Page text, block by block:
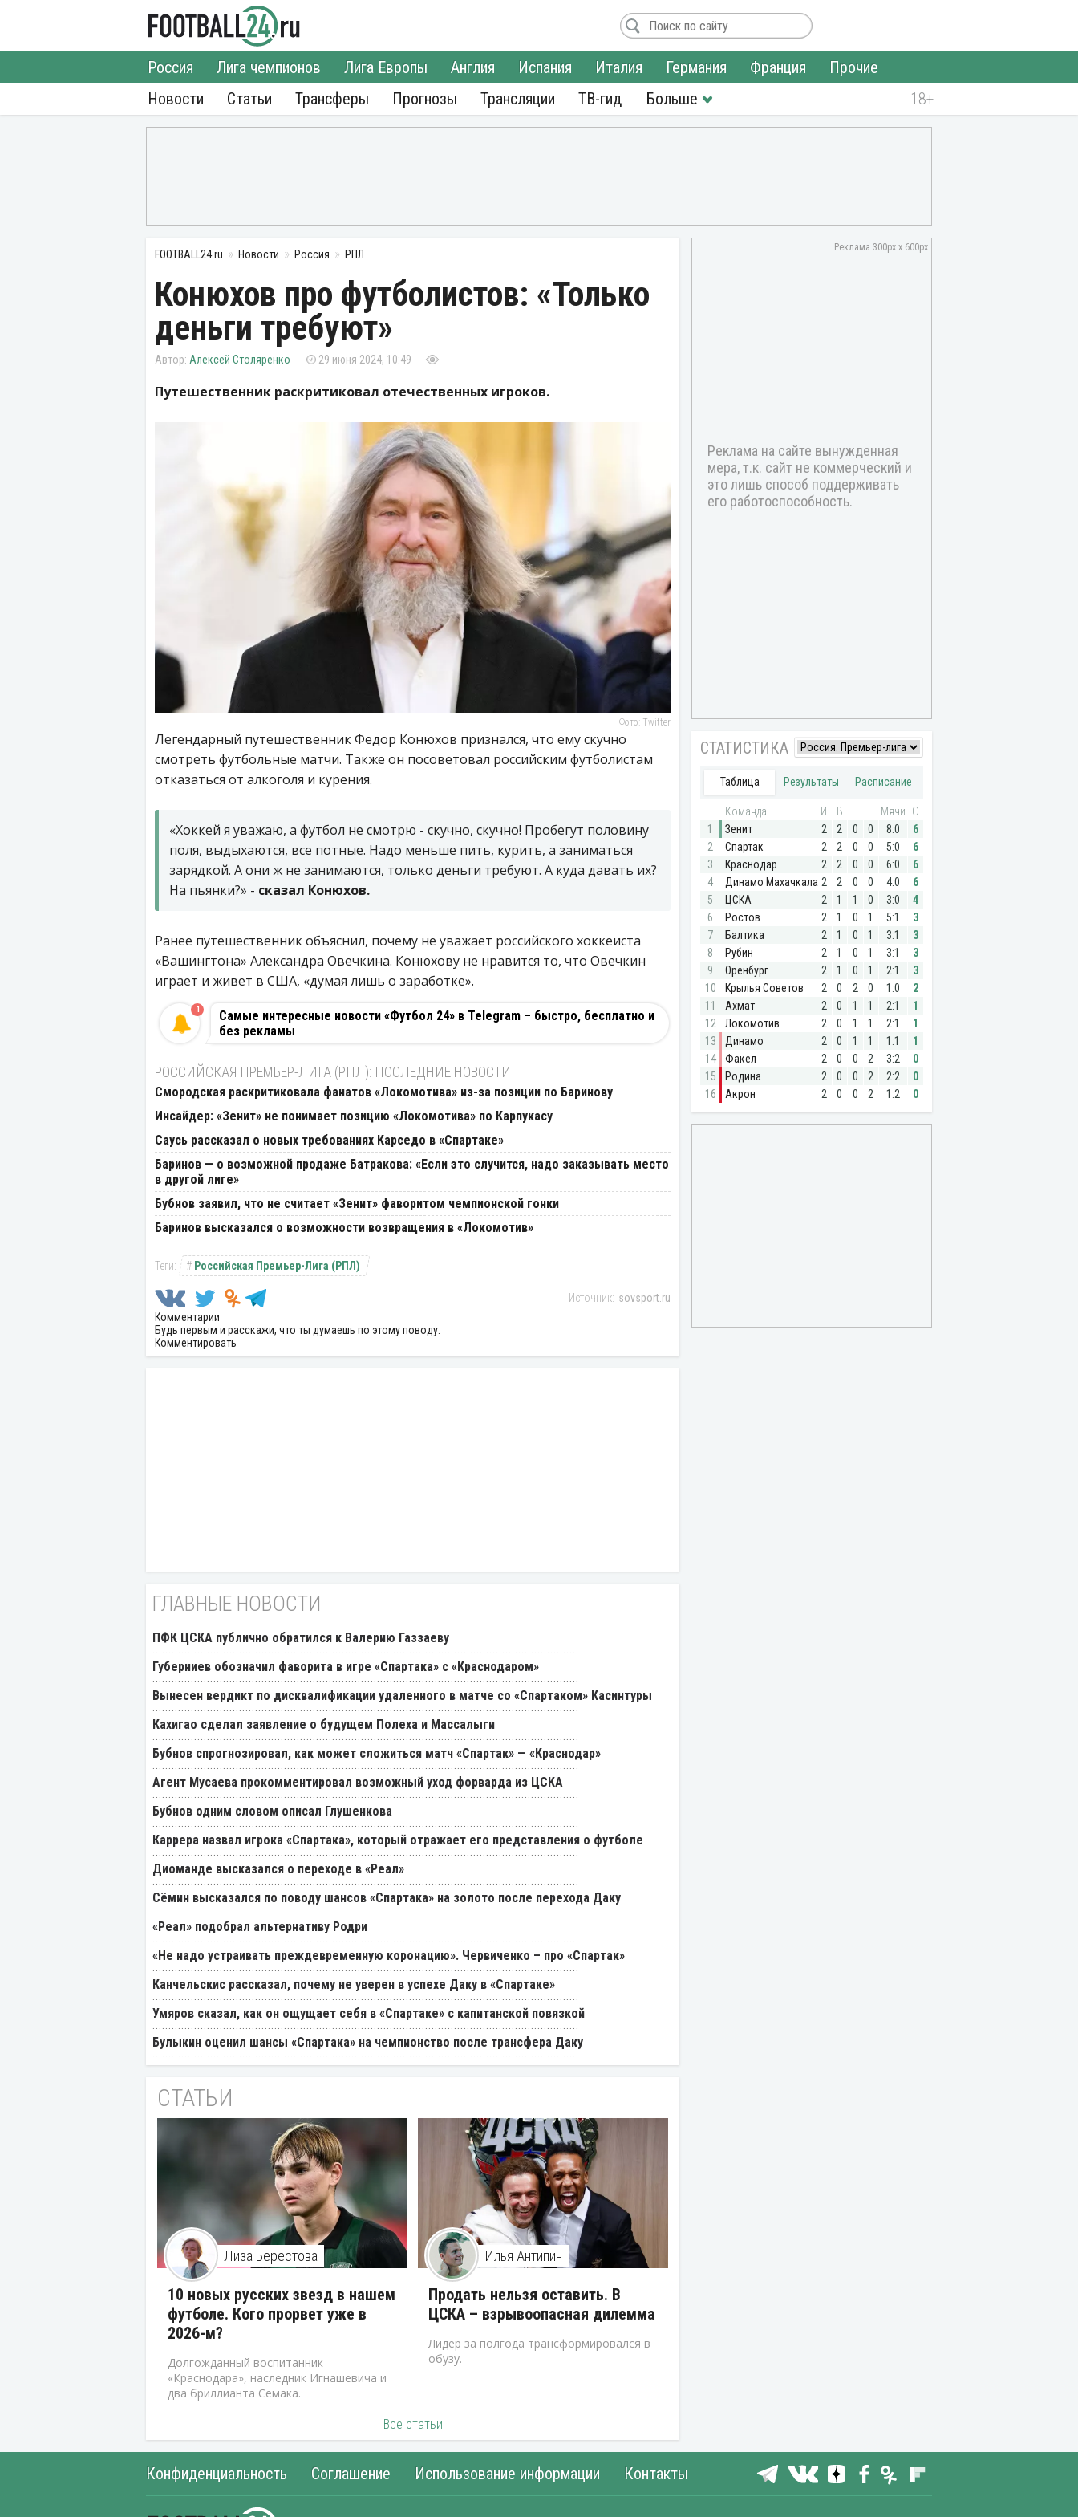
Новости
Россия Лига чемпионов Лига Европы Англия Испания Италия Германия Франция
Прочие
Статьи
Трансферы Прогнозы Трансляции ТВ-гид
FOOTBALL24.ru Новости Россия РПЛ
Конюхов про футболистов: «Только
деньги требуют»
Алексей Столяренко 29 июня 2024, 10:49
Путешественник раскритиковал отечественных игроков.
Фото: Twitter
Легендарный путешественник Федор Конюхов признался, что ему скучно
смотреть футбольные матчи. Также он посоветовал российским футболистам
отказаться от алкоголя и курения.
«Хоккей я уважаю, а футбол не смотрю - скучно, скучно! Пробегут половину
поля, выдыхаются, все потные. Надо меньше пить, курить, а заниматься
зарядкой. А они ж не занимаются, только деньги требуют. А куда давать их?
На пьянки?» - сказал Конюхов.
Ранее путешественник объяснил, почему не уважает российского хоккеиста
«Вашингтона» Александра Овечкина. Конюхову не нравится то, что Овечкин
играет и живет в США, «думая лишь о заработке».
Самые интересные новости «Футбол 24» в Telegram – быстро, бесплатно и
без рекламы
1
РОССИЙСКАЯ ПРЕМЬЕР-ЛИГА (РПЛ): ПОСЛЕДНИЕ НОВОСТИ
Смородская раскритиковала фанатов «Локомотива» из-за позиции по Баринову
Инсайдер: «Зенит» не понимает позицию «Локомотива» по Карпукасу
Саусь рассказал о новых требованиях Карседо в «Спартаке»
Баринов — о возможной продаже Батракова: «Если это случится, надо заказывать место
в другой лиге»
Бубнов заявил, что не считает «Зенит» фаворитом чемпионской гонки
Баринов высказался о возможности возвращения в «Локомотив»
Российская Премьер-Лига (РПЛ)
sovsport.ru
Комментарии
Будь первым и расскажи, что ты думаешь по этому поводу.
Комментировать
ГЛАВНЫЕ НОВОСТИ
ПФК ЦСКА публично обратился к Валерию Газзаеву
Губерниев обозначил фаворита в игре «Спартака» с «Краснодаром»
Вынесен вердикт по дисквалификации удаленного в матче со «Спартаком» Касинтуры
Кахигао сделал заявление о будущем Полеха и Массалыги
Бубнов спрогнозировал, как может сложиться матч «Спартак» — «Краснодар»
Агент Мусаева прокомментировал возможный уход форварда из ЦСКА
Бубнов одним словом описал Глушенкова
Каррера назвал игрока «Спартака», который отражает его представления о футболе
Диоманде высказался о переходе в «Реал»
Cёмин высказался по поводу шансов «Спартака» на золото после перехода Даку
«Реал» подобрал альтернативу Родри
«Не надо устраивать преждевременную коронацию». Червиченко – про «Спартак»
Канчельскис рассказал, почему не уверен в успехе Даку в «Спартаке»
Умяров сказал, как он ощущает себя в «Спартаке» с капитанской повязкой
Булыкин оценил шансы «Спартака» на чемпионство после трансфера Даку
СТАТЬИ
Лиза Берестова
10 новых русских звезд в нашем
футболе. Кого прорвет уже в
2026-м?
Долгожданный воспитанник
«Краснодара», наследник Игнашевича и
два бриллианта Семака.
Илья Антипин
Продать нельзя оставить. В
ЦСКА – взрывоопасная дилемма
Лидер за полгода трансформировался в
обузу.
Все статьи
Конфиденциальность Соглашение Использование информации Контакты